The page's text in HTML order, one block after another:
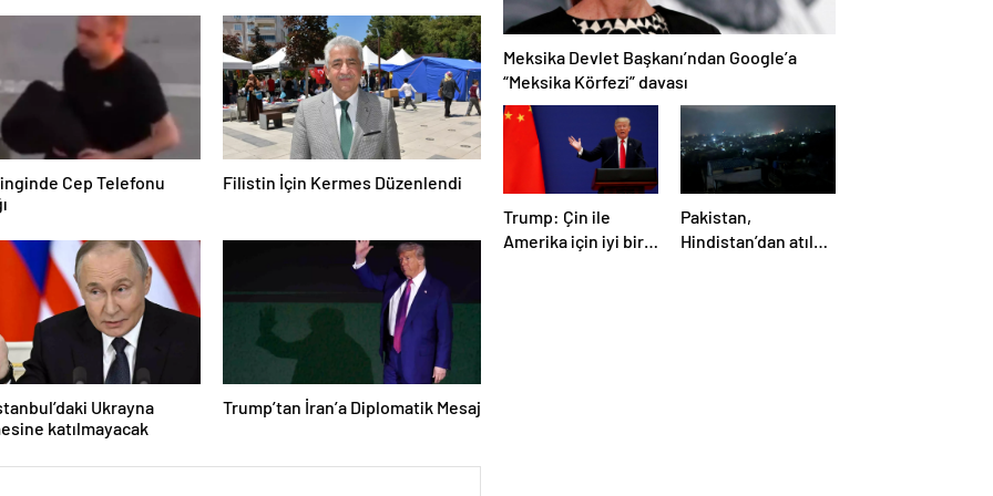
Cep Telefonu
Filistin İçin Kermes Düzenlendi
Ukrayna
katılmayacak
Trump’tan İran’a Diplomatik Mesaj
Meksika Devlet Başkanı’ndan Google’a
“Meksika Körfezi” davası
Trump: Çin ile
Amerika için iyi bir
anlaşma yapmalıyız
Pakistan,
Hindistan’dan atılan
5 füzenin Pencap’ı